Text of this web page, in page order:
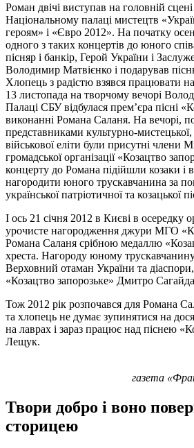
Роман двічі виступав на головній
Національному палаці мистецтв
героям» і «Євро 2012». На початку
одного з таких концертів до юного
пісняр і банкір, Герой України і
Володимир Матвієнко і подарував
Хлопець з радістю взявся працювати
13 листопада на творчому вечорі
Палаці СБУ відбулася прем’єра пісні
виконанні Романа Саланя. На вечорі,
представниками культурно-мистецької,
військової еліти були присутні члени
громадської організації «Козацтво
концерту до Романа підійшли козаки і
нагородити юного трускавчанина за
української патріотичної та козацької
І ось 21 січня 2012 в Києві в осередку
урочисте нагородження джури МГО
Романа Саланя срібною медаллю
хреста. Нагороду юному
Верховний отаман України та
«Козацтво запорозьке» Дмитро
Тож 2012 рік розпочався для Романа
та хлопець не думає зупинятися на
на лаврах і зараз працює над піснею
Лещук.
газета
Твори добро і воно
сторицею